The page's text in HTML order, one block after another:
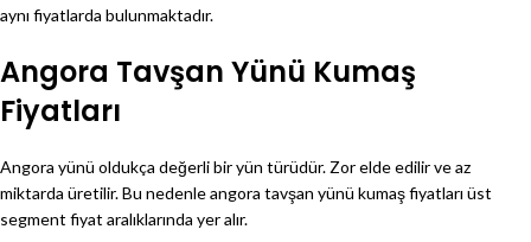
aynı fiyatlarda bulunmaktadır.
Angora Tavşan Yünü Kumaş
Fiyatları
Angora yünü oldukça değerli bir yün türüdür. Zor elde edilir ve az
miktarda üretilir. Bu nedenle angora tavşan yünü kumaş fiyatları üst
segment fiyat aralıklarında yer alır.